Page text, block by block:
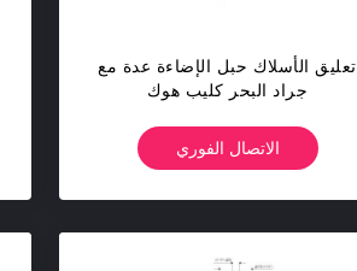
تعليق الأسلاك حبل الإضاءة عدة مع
جراد البحر كليب هوك
الاتصال الفوري